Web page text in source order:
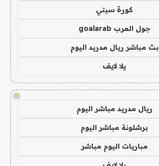
كورة سيتي
جول العرب goalarab
بث مباشر ريال مدريد اليوم
يلا لايف
!
ريال مدريد مباشر اليوم
برشلونة مباشر اليوم
مباريات اليوم مباشر